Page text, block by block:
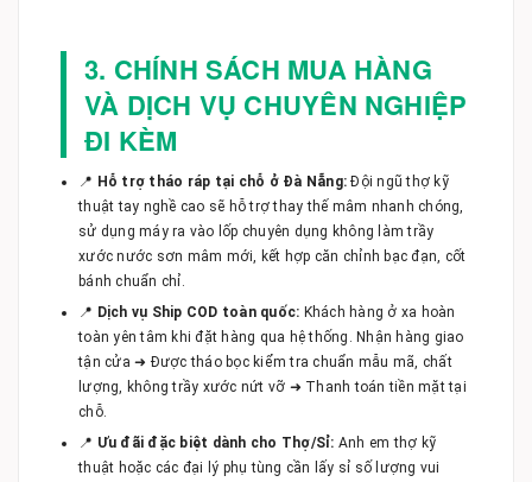
3. CHÍNH SÁCH MUA HÀNG
VÀ DỊCH VỤ CHUYÊN NGHIỆP
ĐI KÈM
📍 Hỗ trợ tháo ráp tại chỗ ở Đà Nẵng: Đội ngũ thợ kỹ
thuật tay nghề cao sẽ hỗ trợ thay thế mâm nhanh chóng,
sử dụng máy ra vào lốp chuyên dụng không làm trầy
xước nước sơn mâm mới, kết hợp căn chỉnh bạc đạn, cốt
bánh chuẩn chỉ.
📍 Dịch vụ Ship COD toàn quốc: Khách hàng ở xa hoàn
toàn yên tâm khi đặt hàng qua hệ thống. Nhận hàng giao
tận cửa ➜ Được tháo bọc kiểm tra chuẩn mẫu mã, chất
lượng, không trầy xước nứt vỡ ➜ Thanh toán tiền mặt tại
chỗ.
📍 Ưu đãi đặc biệt dành cho Thợ/Sỉ: Anh em thợ kỹ
thuật hoặc các đại lý phụ tùng cần lấy sỉ số lượng vui